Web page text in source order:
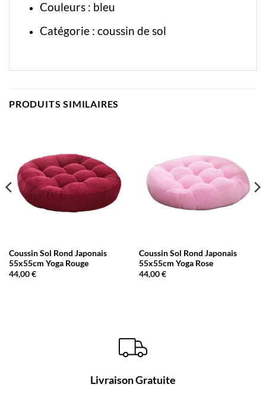
Couleurs : bleu
Catégorie : coussin de sol
PRODUITS SIMILAIRES
Coussin Sol Rond Japonais
55x55cm Yoga Rouge
44,00€
Coussin Sol Rond Japonais
55x55cm Yoga Rose
44,00€
Livraison Gratuite